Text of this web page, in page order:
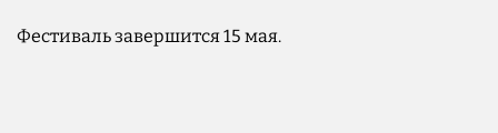
Фестиваль завершится 15 мая.